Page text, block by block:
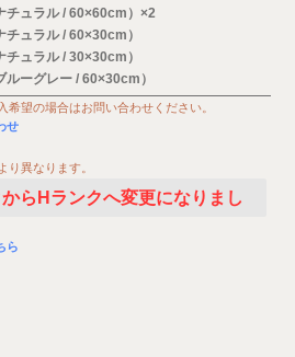
チュラル / 60×60cm）×2
チュラル / 60×30cm）
チュラル / 30×30cm）
ルーグレー / 60×30cm）
希望の場合はお問い合わせください。
せ
異なります。
らHランクへ変更になりまし
ら